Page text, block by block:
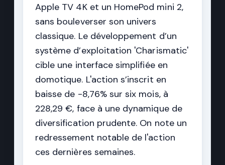
Apple TV 4K et un HomePod mini 2,
sans bouleverser son univers
classique. Le développement d’un
système d’exploitation 'Charismatic'
cible une interface simplifiée en
domotique. L'action s’inscrit en
baisse de -8,76% sur six mois, à
228,29 €, face à une dynamique de
diversification prudente. On note un
redressement notable de l'action
ces dernières semaines.